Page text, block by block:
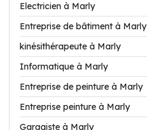
Electricien à Marly
Entreprise de bâtiment à Marly
kinésithérapeute à Marly
Informatique à Marly
Entreprise de peinture à Marly
Entreprise peinture à Marly
Garagiste à Marly